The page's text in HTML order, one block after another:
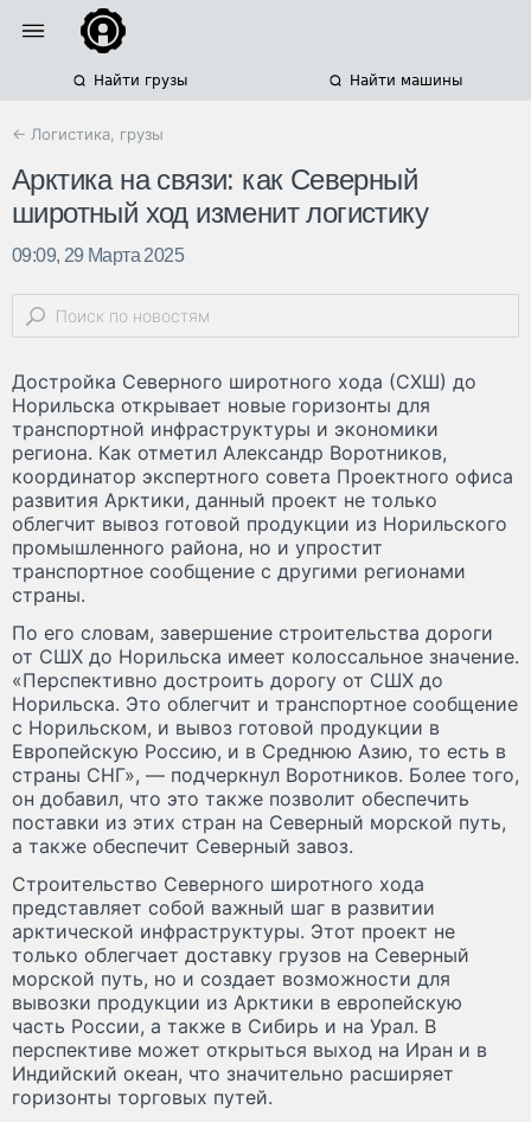
Найти грузы Найти машины
← Логистика, грузы
Арктика на связи: как Северный
широтный ход изменит логистику
09:09, 29 Марта 2025
Достройка Северного широтного хода (СХШ) до
Норильска открывает новые горизонты для
транспортной инфраструктуры и экономики
региона. Как отметил Александр Воротников,
координатор экспертного совета Проектного офиса
развития Арктики, данный проект не только
облегчит вывоз готовой продукции из Норильского
промышленного района, но и упростит
транспортное сообщение с другими регионами
страны.
По его словам, завершение строительства дороги
от СШХ до Норильска имеет колоссальное значение.
«Перспективно достроить дорогу от СШХ до
Норильска. Это облегчит и транспортное сообщение
с Норильском, и вывоз готовой продукции в
Европейскую Россию, и в Среднюю Азию, то есть в
страны СНГ», — подчеркнул Воротников. Более того,
он добавил, что это также позволит обеспечить
поставки из этих стран на Северный морской путь,
а также обеспечит Северный завоз.
Строительство Северного широтного хода
представляет собой важный шаг в развитии
арктической инфраструктуры. Этот проект не
только облегчает доставку грузов на Северный
морской путь, но и создает возможности для
вывозки продукции из Арктики в европейскую
часть России, а также в Сибирь и на Урал. В
перспективе может открыться выход на Иран и в
Индийский океан, что значительно расширяет
горизонты торговых путей.